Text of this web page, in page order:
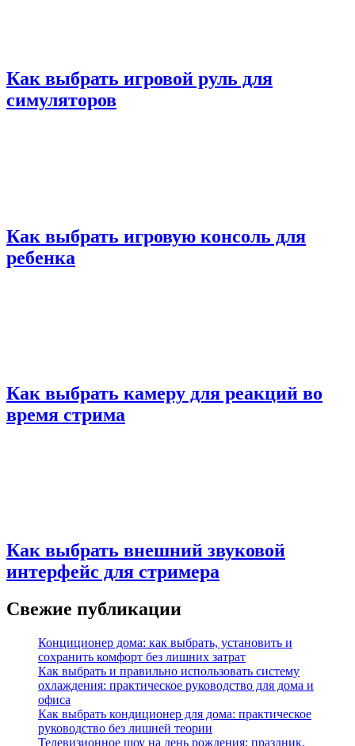
Как выбрать игровой руль для
симуляторов
Как выбрать игровую консоль для
ребенка
Как выбрать камеру для реакций во
время стрима
Как выбрать внешний звуковой
интерфейс для стримера
Свежие публикации
Конциционер дома: как выбрать, установить и
сохранить комфорт без лишних затрат
Как выбрать и правильно использовать систему
охлаждения: практическое руководство для дома и
офиса
Как выбрать кондиционер для дома: практическое
руководство без лишней теории
Телевизионное шоу на день рождения: праздник,